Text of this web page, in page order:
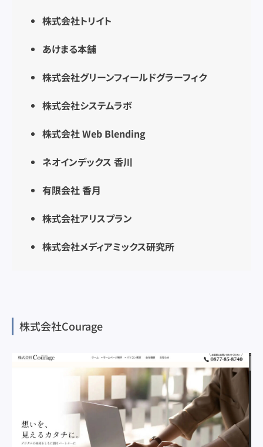
株式会社トリイト
あけまる本舗
株式会社グリーンフィールドグラーフィク
株式会社システムラボ
株式会社 Web Blending
ネオインデックス 香川
有限会社 香月
株式会社アリスプラン
株式会社メディアミックス研究所
株式会社Courage